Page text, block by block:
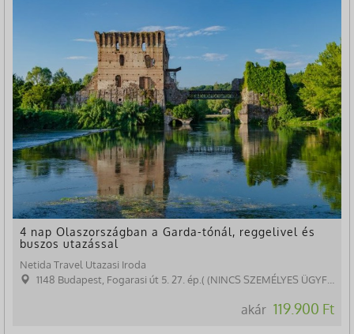
4 nap Olaszországban a Garda-tónál, reggelivel és
buszos utazással
Netida Travel Utazasi Iroda
1148 Budapest, Fogarasi út 5. 27. ép.( (NINCS SZEMÉLYES ÜGYFÉLFOGADÁS)
akár 119.900 Ft